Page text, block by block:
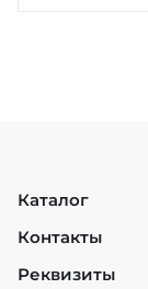
Недостатки
Каталог
Контакты
Реквизиты